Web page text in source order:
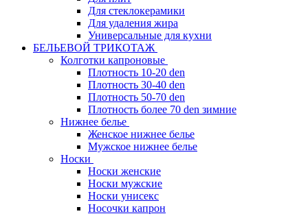
Для стеклокерамики
Для удаления жира
Универсальные для кухни
БЕЛЬЕВОЙ ТРИКОТАЖ
Колготки капроновые
Плотность 10-20 den
Плотность 30-40 den
Плотность 50-70 den
Плотность более 70 den зимние
Нижнее белье
Женское нижнее белье
Мужское нижнее белье
Носки
Носки женские
Носки мужские
Носки унисекс
Носочки капрон